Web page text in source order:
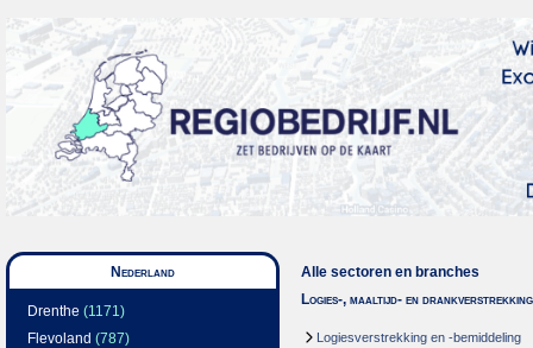
Nederland
Drenthe (1171)
Flevoland (787)
Alle sectoren en branches
Logies-, maaltijd- en drankverstrekking
Logiesverstrekking en -bemiddeling